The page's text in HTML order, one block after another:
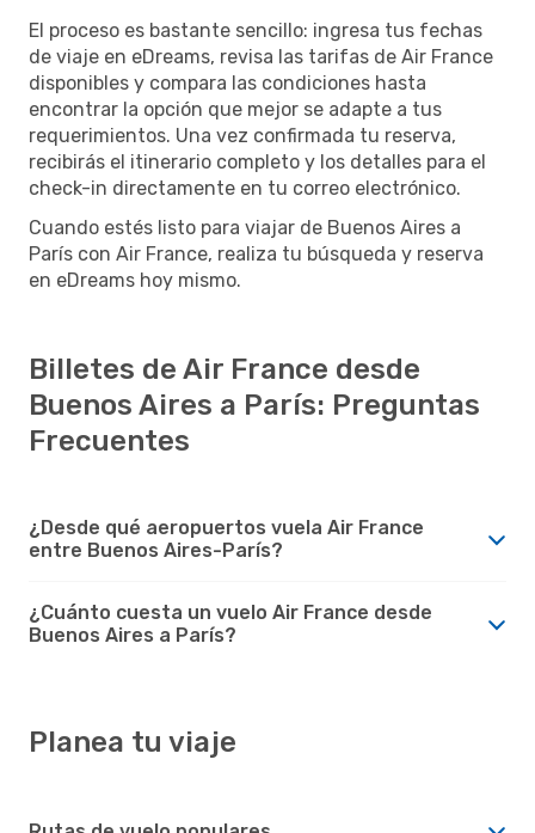
El proceso es bastante sencillo: ingresa tus fechas
de viaje en eDreams, revisa las tarifas de Air France
disponibles y compara las condiciones hasta
encontrar la opción que mejor se adapte a tus
requerimientos. Una vez confirmada tu reserva,
recibirás el itinerario completo y los detalles para el
check-in directamente en tu correo electrónico.
Cuando estés listo para viajar de Buenos Aires a
París con Air France, realiza tu búsqueda y reserva
en eDreams hoy mismo.
Billetes de Air France desde
Buenos Aires a París: Preguntas
Frecuentes
¿Desde qué aeropuertos vuela Air France
entre Buenos Aires-París?
¿Cuánto cuesta un vuelo Air France desde
Buenos Aires a París?
Planea tu viaje